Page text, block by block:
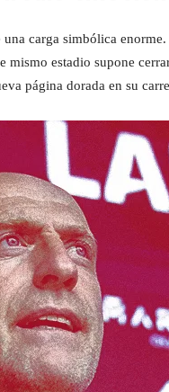
carga simbólica
mismo estadio supone
página dorada en su